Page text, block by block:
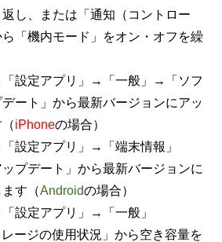
し、または「通知（コントロー
「機内モード」をオン・オフを繰
「設定アプリ」→「一般」→「ソフ
デート」から最新バージョンにアッ
iPhoneの場合）
設定アプリ」→「端末情報」
プデート」から最新バージョンに
す（Androidの場合）
設定アプリ」→「一般」
ージの使用状況」から空き容量を